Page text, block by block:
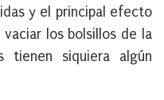
y el principal efecto
los bolsillos de la
tienen siquiera algún